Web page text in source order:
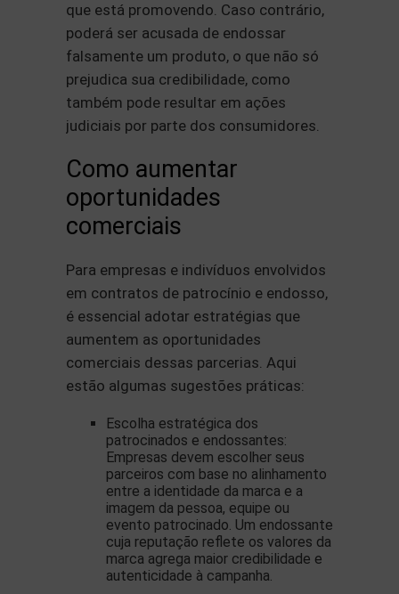
que está promovendo. Caso contrário,
poderá ser acusada de endossar
falsamente um produto, o que não só
prejudica sua credibilidade, como
também pode resultar em ações
judiciais por parte dos consumidores.
Como aumentar
oportunidades
comerciais
Para empresas e indivíduos envolvidos
em contratos de patrocínio e endosso,
é essencial adotar estratégias que
aumentem as oportunidades
comerciais dessas parcerias. Aqui
estão algumas sugestões práticas:
Escolha estratégica dos
patrocinados e endossantes:
Empresas devem escolher seus
parceiros com base no alinhamento
entre a identidade da marca e a
imagem da pessoa, equipe ou
evento patrocinado. Um endossante
cuja reputação reflete os valores da
marca agrega maior credibilidade e
autenticidade à campanha.